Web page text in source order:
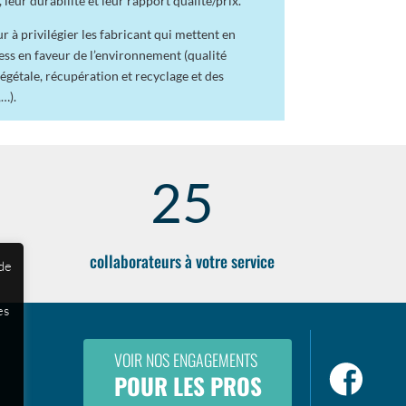
à privilégier les fabricant qui mettent en
en faveur de l’environnement (qualité
récupération et recyclage et des
25
collaborateurs à votre service
VOIR NOS ENGAGEMENTS
POUR LES PROS